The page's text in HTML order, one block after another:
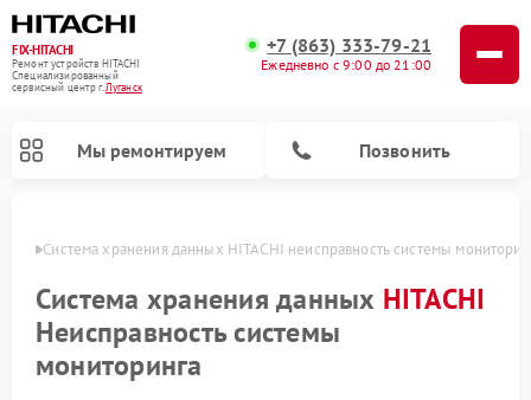
FIX-HITACHI
Ремонт устройств HITACHI
Специализированный
cервисный центр г.Луганск
+7 (863) 333-79-21
Ежедневно с 9:00 до 21:00
Мы ремонтируем Позвонить
Система хранения данных HITACHI неисправность системы
Система хранения данных HITACHI
Неисправность системы
мониторинга